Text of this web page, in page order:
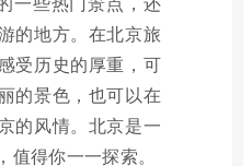
的地方。在北京旅
受历史的厚重，可
的景色，也可以在
的风情。北京是一
得你一一探索。